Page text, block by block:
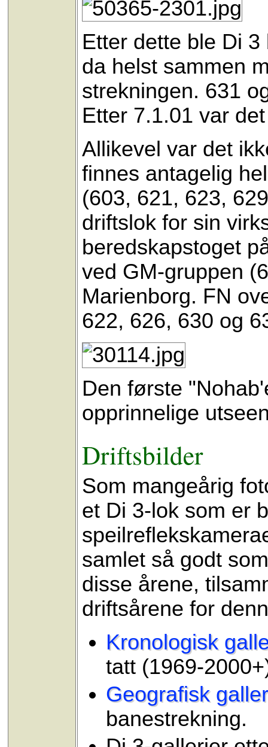
Etter dette ble Di
da helst sammen
strekningen. 631
Etter 7.1.01 var
Allikevel var det
finnes antagelig
(603, 621, 623,
driftslok for sin
beredskapstoget
ved GM-gruppen
Marienborg. FN
622, 626, 630 og
Den første
opprinnelige
Driftsbilder
Som mangeårig
et Di 3-lok som er
samlet så godt
disse årene,
driftsårene for
Kronologisk
tatt (1969-
Geografisk
banestrekning.